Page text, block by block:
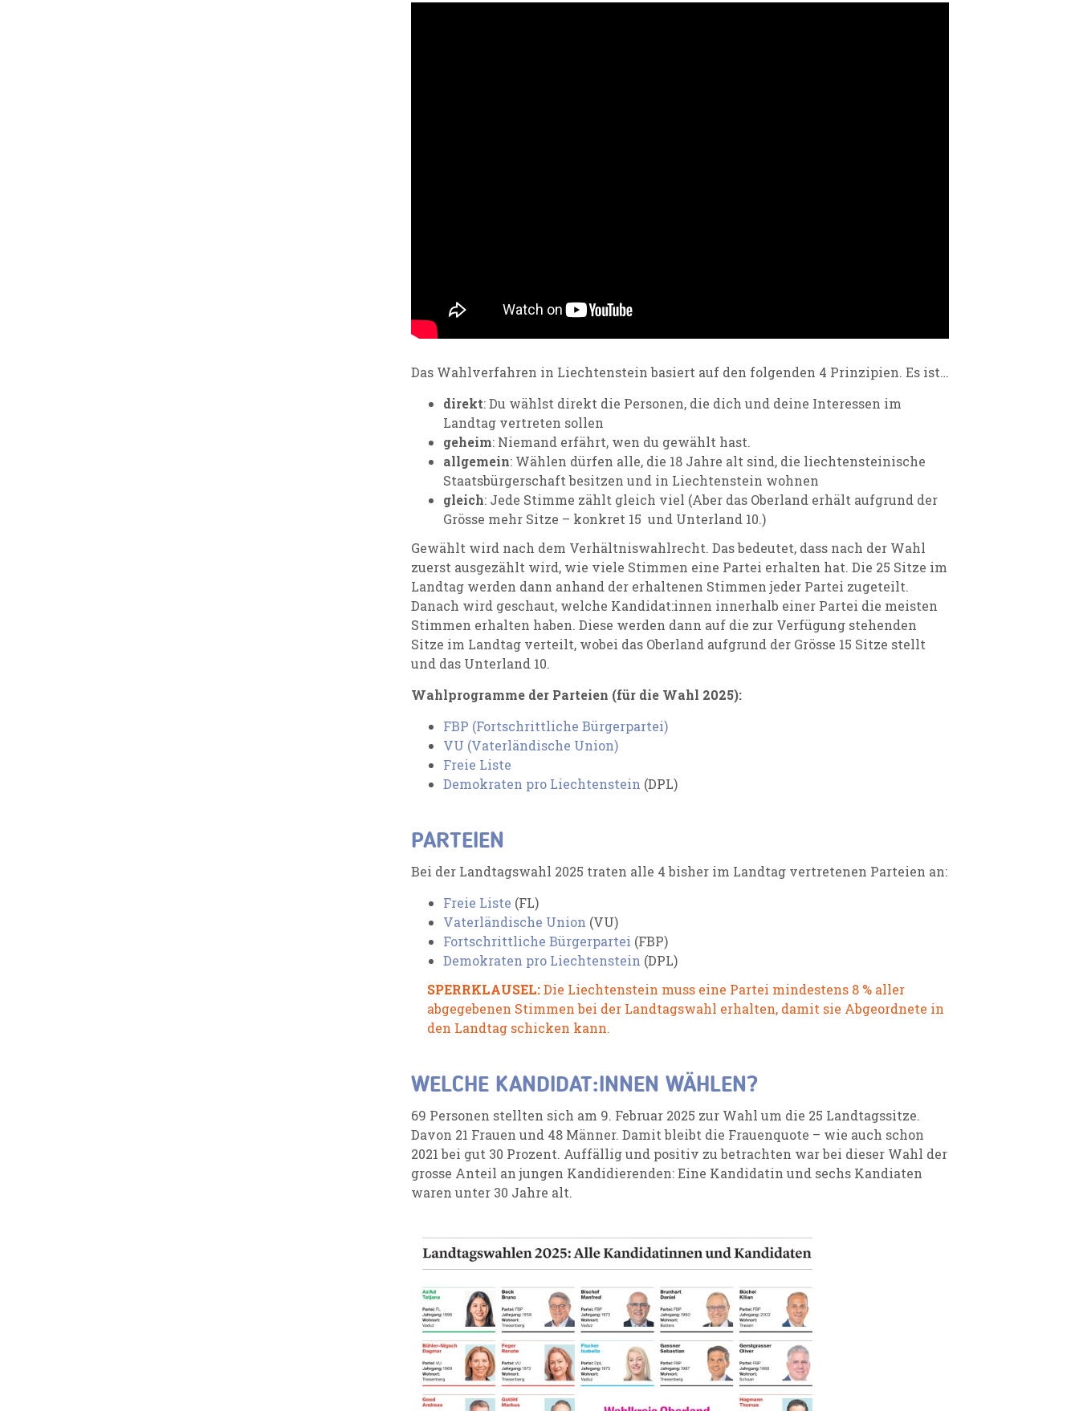
Das Wahlverfahren in Liechtenstein basiert auf den folgenden 4 Prinzipien. Es ist…
direkt: Du wählst direkt die Personen, die dich und deine Interessen im
Landtag vertreten sollen
geheim: Niemand erfährt, wen du gewählt hast.
allgemein: Wählen dürfen alle, die 18 Jahre alt sind, die liechtensteinische
Staatsbürgerschaft besitzen und in Liechtenstein wohnen
gleich: Jede Stimme zählt gleich viel (Aber das Oberland erhält aufgrund der
Grösse mehr Sitze – konkret 15 und Unterland 10.)
Gewählt wird nach dem Verhältniswahlrecht. Das bedeutet, dass nach der Wahl
zuerst ausgezählt wird, wie viele Stimmen eine Partei erhalten hat. Die 25 Sitze im
Landtag werden dann anhand der erhaltenen Stimmen jeder Partei zugeteilt.
Danach wird geschaut, welche Kandidat:innen innerhalb einer Partei die meisten
Stimmen erhalten haben. Diese werden dann auf die zur Verfügung stehenden
Sitze im Landtag verteilt, wobei das Oberland aufgrund der Grösse 15 Sitze stellt
und das Unterland 10.
Wahlprogramme der Parteien (für die Wahl 2025):
FBP (Fortschrittliche Bürgerpartei)
VU (Vaterländische Union)
Freie Liste
Demokraten pro Liechtenstein (DPL)
PARTEIEN
Bei der Landtagswahl 2025 traten alle 4 bisher im Landtag vertretenen Parteien an:
Freie Liste (FL)
Vaterländische Union (VU)
Fortschrittliche Bürgerpartei (FBP)
Demokraten pro Liechtenstein (DPL)
SPERRKLAUSEL:Die Liechtenstein muss eine Partei mindestens 8 % aller
abgegebenen Stimmen bei der Landtagswahl erhalten, damit sie Abgeordnete in
den Landtag schicken kann.
WELCHE KANDIDAT:INNEN WÄHLEN?
69 Personen stellten sich am 9. Februar 2025 zur Wahl um die 25 Landtagssitze.
Davon 21 Frauen und 48 Männer. Damit bleibt die Frauenquote – wie auch schon
2021 bei gut 30 Prozent. Auffällig und positiv zu betrachten war bei dieser Wahl der
grosse Anteil an jungen Kandidierenden: Eine Kandidatin und sechs Kandiaten
waren unter 30 Jahre alt.